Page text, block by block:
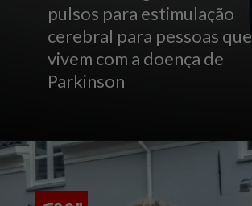
pulsos para estimulação
cerebral para pessoas que
vivem com a doença de
Parkinson